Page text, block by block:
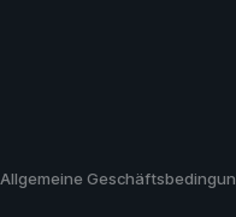
Allgemeine